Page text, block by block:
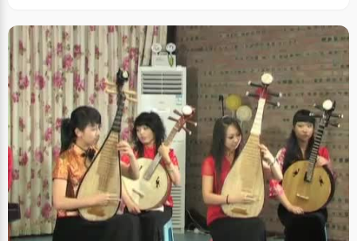
发现很多题都很相似，于是，就开始给隋雁云"筛题"，每个知识点的题只要
做一道就行了，把省下来的时间拿去学点别的东西或者练习不熟悉的题，所
以经常看到隋雁云的练习册上有很多空白。为避免女儿被罚，爸爸妈妈特意
找老师做了解释，而隋雁云一直保持优秀的成绩也让老师放心，任其自己安
排学习计划。 小学五年级毕业的那个暑假，隋雁云的爸爸妈妈觉得小学六年
对女儿来说几乎没什么用，浪费一年的时间不划算，于是借了小学六年级和
初中一年级的课本回来，让女儿自学，隋雁云对自己的自学能力挺有自信
的，"整个暑假我就呆着家里看书，开学跟着转学生一起参加入学考试，语文
还考了80多，还挺不错的"，于是隋雁云从五年级直接跳到了初二，今年她才
17岁。 提高效率为了好睡眠 听说过因为学生工作提高学校效率，听说过为了
多学东西提高学习效率，而隋雁云则是为了一个好的睡眠提高学习效率。"我
对睡眠要求挺多的"，隋雁云有些脸红，"我开不了夜车，也不喜欢加班加
点，到时间了就得睡觉，否则上课肯定打瞌睡"。为了保证有充足的睡眠时
间，隋雁云只好努力的提高学习和考试的效率和能力，"我给每个内容都规定
时间，在这个时间内必须干完"，这也间接的提高了隋雁云的做事效率，可谓
是因祸得福。 隋雁云上课很少会准备笔记本，她把笔记都记在了课本上响应
知识点的空白处，复习的时候既方便查找详细知识，又减少了书包的重量和